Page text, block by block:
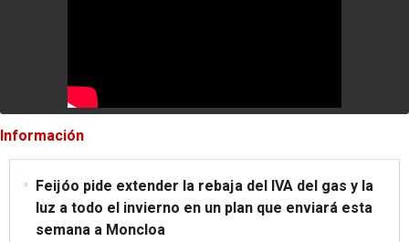
Información
Feijóo pide extender la rebaja del IVA del gas y la
luz a todo el invierno en un plan que enviará esta
semana a Moncloa